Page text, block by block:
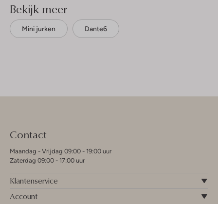
Bekijk meer
Mini jurken Dante6
Contact
Maandag - Vrijdag 09:00 - 19:00 uur
Zaterdag 09:00 - 17:00 uur
Klantenservice
Account